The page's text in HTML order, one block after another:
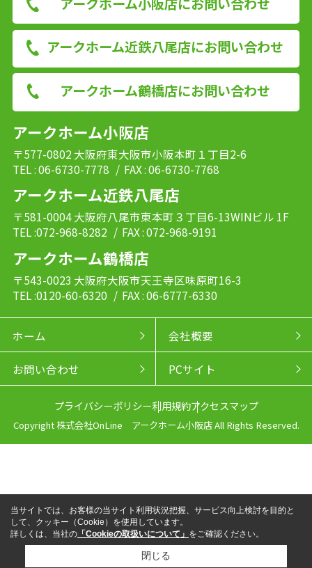
アークホーム近鉄八尾店にお問い合わせ
アークホーム鶴橋店にお問い合わせ
アークホーム小阪店
〒577-0802 大阪府東大阪市小阪本町１丁目2-6
TEL : 06-6730-7778 / FAX : 06-6730-7768
アークホーム近鉄八尾店
〒581-0004 大阪府八尾市東本町３丁目6-13WINビル 1F
TEL :072-968-8282 / FAX : 072-968-9191
アークホーム鶴橋店
〒543-0023 大阪府大阪市天王寺区味原町16-3
TEL :0120-60-6320 / FAX : 06-6777-6330
ホーム 会社概要
お問い合わせ PCサイト
プライバシーポリシー利用規約アクセスマップ
Copyright 株式会社OnLine アークホーム小阪店 All Rights Reserved.
当サイトでは、お客様の当サイト利用状況把握、サービス向上検討を目的と
して、クッキー（Cookie）を使用しています。
詳しくは、当社の 「Cookieの取扱いについて」 をご確認ください。
閉じる